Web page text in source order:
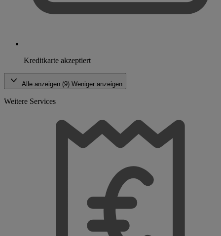
Kreditkarte akzeptiert
Alle anzeigen (9) Weniger anzeigen
Weitere Services